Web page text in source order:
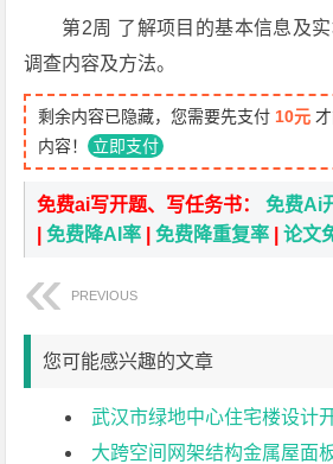
第2周 了解项目的基本信息及
调查内容及方法。
剩余内容已隐藏，您需要先支付 10元
内容！ 立即支付
免费ai写开题、写任务书：免费Ai
|免费降AI率 |免费降重复率 |论文
PREVIOUS
您可能感兴趣的文章
武汉市绿地中心住宅楼设计
大跨空间网架结构金属屋面板的风致